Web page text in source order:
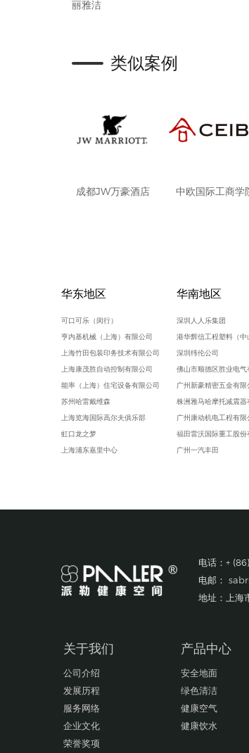
丽雅洁
类似案例
成都JW万豪酒店 中欧国际工商学
华东地区 华南地区
可口可乐（闵行）
亨内基机械（上海）有限公司
上海竹田包装印务技术有限公司
上海康茂胜自动控制有限公司
能率（上海）住宅设备有限公司
苏州哈雷戴维森
上海览海国际高尔夫俱乐部
虹口龙之梦
上海浦东嘉里中心
爱茉莉化妆品(上海)有限公司
上海奥美尼齿轮有限公司
博德精细化工（上海）有限公司
深圳人人乐集团
深圳纬伦公司
佛山市顺德区胜业电气
广州新豪精密五金有限
株洲雅马哈摩托减震器
广州康动机电工程有限
福田雷沃国际重工股份
广州一汽丰田
佛山市顺德区美的电
日立汽车系统（广州
一汽福田
东莞永湖复合材料有限
电话：+
电邮：
地址：上海
关于我们
公司介绍
发展历程
服务网络
企业文化
荣誉奖项
产品中心
安全地面
绿色清洁
健康空气
健康饮水